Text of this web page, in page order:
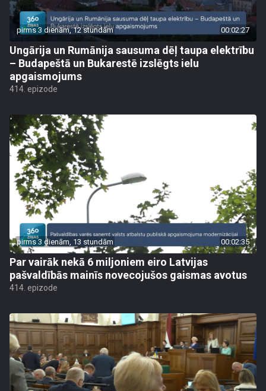
pirms 3 dienām, 12 stundām 00:02:27
Ungārija un Rumānija sausuma dēļ taupa elektrību
– Budapeštā un Bukarestē izslēgts ielu
apgaismojums
414. epizode
pirms 3 dienām, 13 stundām 00:02:35
Par vairāk nekā 6 miljoniem eiro Latvijas
pašvaldībās mainīs novecojušos gaismas avotus
414. epizode